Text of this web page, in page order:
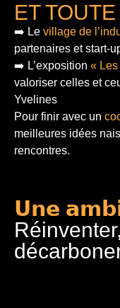
ET
➡️ Le village de
partenaires et start-
➡️ L’exposition « Les
valoriser celles et
Yvelines
Pour finir avec un
meilleures idées
rencontres.
𝗨𝗻𝗲